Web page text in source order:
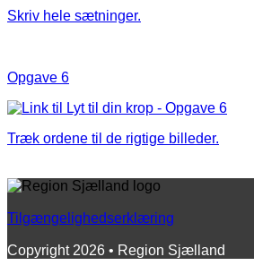
Skriv hele sætninger.
Opgave 6
Træk ordene til de rigtige billeder.
Tilgængelighedserklæring
Copyright 2026 • Region Sjælland